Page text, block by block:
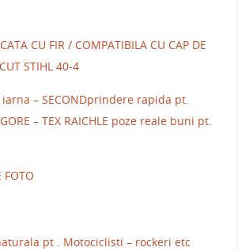
CU FIR / COMPATIBILA CU CAP DE
STIHL 40-4
– SECONDprindere rapida pt.
– TEX RAICHLE poze reale buni pt.
FOTO
pt . Motociclisti – rockeri etc